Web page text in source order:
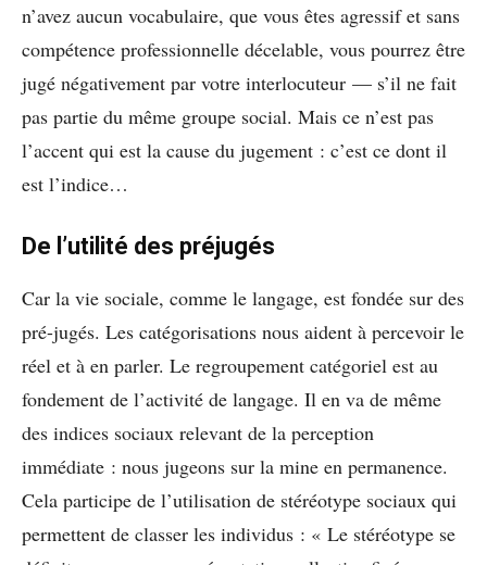
n’avez aucun vocabulaire, que vous êtes agressif et sans
compétence professionnelle décelable, vous pourrez être
jugé négativement par votre interlocuteur — s’il ne fait
pas partie du même groupe social. Mais ce n’est pas
l’accent qui est la cause du jugement : c’est ce dont il
est l’indice…
De l’utilité des préjugés
Car la vie sociale, comme le langage, est fondée sur des
pré-jugés. Les catégorisations nous aident à percevoir le
réel et à en parler. Le regroupement catégoriel est au
fondement de l’activité de langage. Il en va de même
des indices sociaux relevant de la perception
immédiate : nous jugeons sur la mine en permanence.
Cela participe de l’utilisation de stéréotype sociaux qui
permettent de classer les individus : « Le stéréotype se